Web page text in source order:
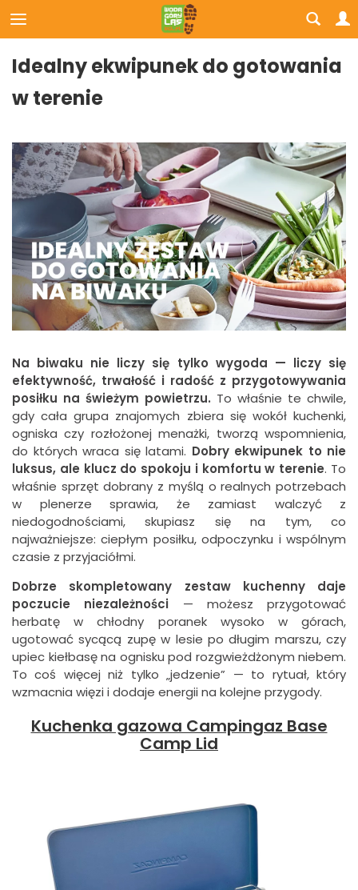
Idealny ekwipunek do gotowania
w terenie
Na biwaku nie liczy się tylko wygoda — liczy się
efektywność, trwałość i radość z przygotowywania
posiłku na świeżym powietrzu. To właśnie te chwile,
gdy cała grupa znajomych zbiera się wokół kuchenki,
ogniska czy rozłożonej menażki, tworzą wspomnienia,
do których wraca się latami. Dobry ekwipunek to nie
luksus, ale klucz do spokoju i komfortu w terenie. To
właśnie sprzęt dobrany z myślą o realnych potrzebach
w plenerze sprawia, że zamiast walczyć z
niedogodnościami, skupiasz się na tym, co
najważniejsze: ciepłym posiłku, odpoczynku i wspólnym
czasie z przyjaciółmi.
Dobrze skompletowany zestaw kuchenny daje
poczucie niezależności — możesz przygotować
herbatę w chłodny poranek wysoko w górach,
ugotować sycącą zupę w lesie po długim marszu, czy
upiec kiełbasę na ognisku pod rozgwieżdżonym niebem.
To coś więcej niż tylko „jedzenie” — to rytuał, który
wzmacnia więzi i dodaje energii na kolejne przygody.
Kuchenka gazowa Campingaz Base
Camp Lid